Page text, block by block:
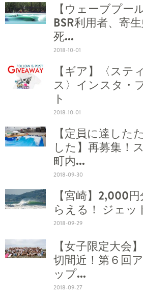
【ウェーブプー
BSR利用者、寄
死...
2018-10-01
【ギア】〈ステ
ス〉インスタ・
ト
2018-10-01
【定員に達した
した】再募集！
町内...
2018-09-30
【宮崎】2,000
らえる！ ジェッ
2018-09-29
【女子限定大会
切間近！第６回
ップ...
2018-09-27